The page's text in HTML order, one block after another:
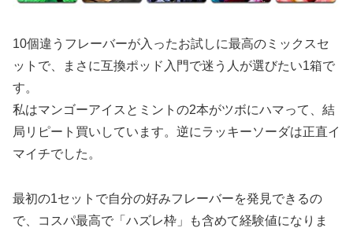
10個違うフレーバーが入ったお試しに最高のミックスセ
ットで、まさに互換ポッド入門で迷う人が選びたい1箱で
す。
私はマンゴーアイスとミントの2本がツボにハマって、結
局リピート買いしています。逆にラッキーソーダは正直イ
マイチでした。
最初の1セットで自分の好みフレーバーを発見できるの
で、コスパ最高で「ハズレ枠」も含めて経験値になりま